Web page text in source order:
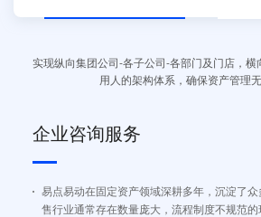
实现纵向集团公司-各子公司-各部门及门店，横
用人的架构体系，确保资产管理无
企业咨询服务
易点易动在固定资产领域深耕多年，沉淀了
售行业通常存在数量庞大，流程制度不规范